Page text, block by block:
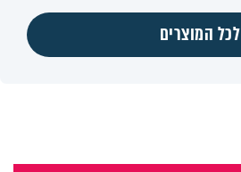
לכל המוצרים